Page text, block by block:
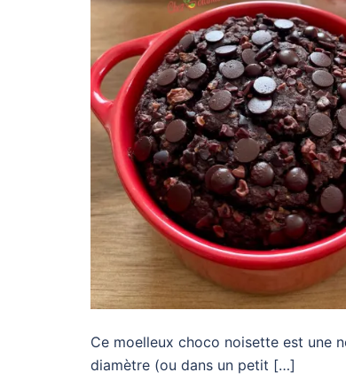
Ce moelleux choco noisette est une
diamètre (ou dans un petit […]